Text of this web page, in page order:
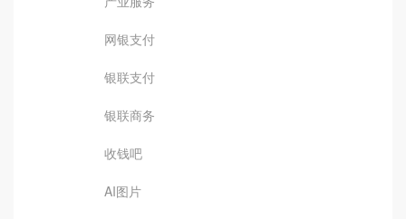
网银支付
银联支付
银联商务
收钱吧
AI图片